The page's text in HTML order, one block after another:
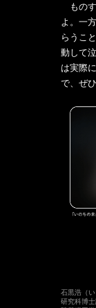
ものす
よ。一
らうこ
動して
は実際
で、ぜ
石黒浩（
研究科博